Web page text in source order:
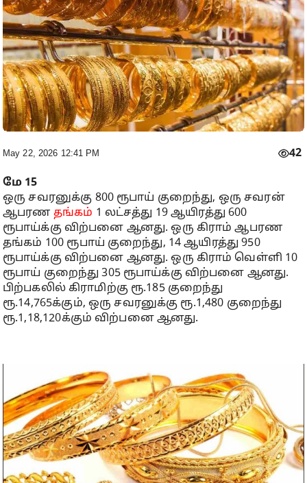
May 22, 2026 12:41 PM 42
மே 15
ஒரு சவரனுக்கு 800 ரூபாய் குறைந்து, ஒரு சவரன்
ஆபரண தங்கம் 1 லட்சத்து 19 ஆயிரத்து 600
ரூபாய்க்கு விற்பனை ஆனது. ஒரு கிராம் ஆபரண
தங்கம் 100 ரூபாய் குறைந்து, 14 ஆயிரத்து 950
ரூபாய்க்கு விற்பனை ஆனது. ஒரு கிராம் வெள்ளி 10
ரூபாய் குறைந்து 305 ரூபாய்க்கு விற்பனை ஆனது.
பிற்பகலில் கிராமிற்கு ரூ.185 குறைந்து
ரூ.14,765க்கும், ஒரு சவரனுக்கு ரூ.1,480 குறைந்து
ரூ.1,18,120க்கும் விற்பனை ஆனது.